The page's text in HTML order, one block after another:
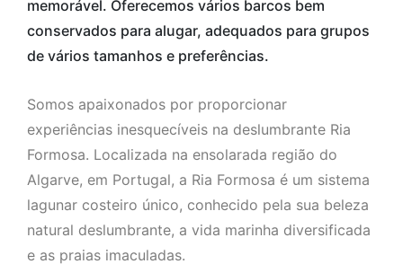
memorável. Oferecemos vários barcos bem
conservados para alugar, adequados para grupos
de vários tamanhos e preferências.
Somos apaixonados por proporcionar
experiências inesquecíveis na deslumbrante Ria
Formosa. Localizada na ensolarada região do
Algarve, em Portugal, a Ria Formosa é um sistema
lagunar costeiro único, conhecido pela sua beleza
natural deslumbrante, a vida marinha diversificada
e as praias imaculadas.